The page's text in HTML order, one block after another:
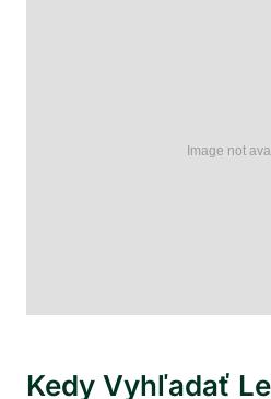
Kedy Vyhľadať